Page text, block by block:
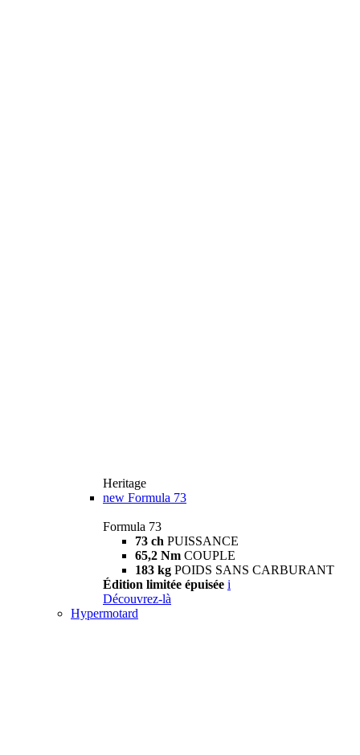
Heritage
new Formula 73
Formula 73
73 ch PUISSANCE
65,2 Nm COUPLE
183 kg POIDS SANS CARBURANT
Édition limitée épuisée i
Découvrez-là
Hypermotard